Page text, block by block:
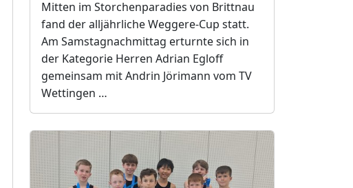
Mitten im Storchenparadies von Brittnau
fand der alljährliche Weggere-Cup statt.
Am Samstagnachmittag erturnte sich in
der Kategorie Herren Adrian Egloff
gemeinsam mit Andrin Jörimann vom TV
Wettingen …